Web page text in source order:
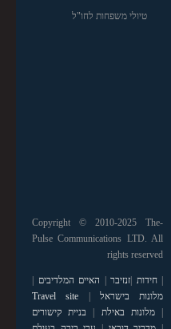
טיולי משפחות לחו"ל
Copyright © 2010-2025 The-
Pulse Communications LTD. All
rights reserved
|חידות זנזיבר האיים המלדיבים
מלונות בישראל
Travel site
|מלונות באילת
בניית קישורים